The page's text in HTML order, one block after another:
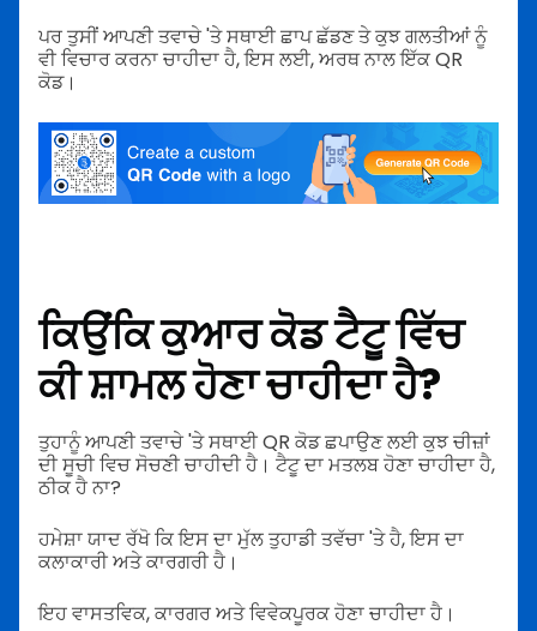
ਪਰ ਤੁਸੀਂ ਆਪਣੀ ਤਵਾਚੇ 'ਤੇ ਸਥਾਈ ਛਾਪ ਛੱਡਣ ਤੇ ਕੁਝ ਗਲਤੀਆਂ ਨੂੰ
ਵੀ ਵਿਚਾਰ ਕਰਨਾ ਚਾਹੀਦਾ ਹੈ, ਇਸ ਲਈ, ਅਰਥ ਨਾਲ ਇੱਕ QR
ਕੋਡ।
ਕਿਉਂਕਿ ਕੁਆਰ ਕੋਡ ਟੈਟੂ ਵਿੱਚ
ਕੀ ਸ਼ਾਮਲ ਹੋਣਾ ਚਾਹੀਦਾ ਹੈ?
ਤੁਹਾਨੂੰ ਆਪਣੀ ਤਵਾਚੇ 'ਤੇ ਸਥਾਈ QR ਕੋਡ ਛਪਾਉਣ ਲਈ ਕੁਝ ਚੀਜ਼ਾਂ
ਦੀ ਸੂਚੀ ਵਿਚ ਸੋਚਣੀ ਚਾਹੀਦੀ ਹੈ। ਟੈਟੂ ਦਾ ਮਤਲਬ ਹੋਣਾ ਚਾਹੀਦਾ ਹੈ,
ਠੀਕ ਹੈ ਨਾ?
ਹਮੇਸ਼ਾ ਯਾਦ ਰੱਖੋ ਕਿ ਇਸ ਦਾ ਮੁੱਲ ਤੁਹਾਡੀ ਤਵੱਚਾ 'ਤੇ ਹੈ, ਇਸ ਦਾ
ਕਲਾਕਾਰੀ ਅਤੇ ਕਾਰਗਰੀ ਹੈ।
ਇਹ ਵਾਸਤਵਿਕ, ਕਾਰਗਰ ਅਤੇ ਵਿਵੇਕਪੂਰਕ ਹੋਣਾ ਚਾਹੀਦਾ ਹੈ।